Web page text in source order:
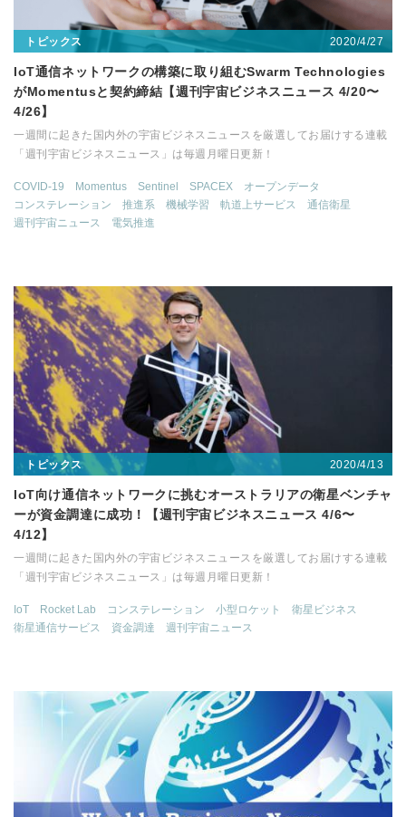
トピックス 2020/4/27
IoT通信ネットワークの構築に取り組むSwarm Technologies
がMomentusと契約締結【週刊宇宙ビジネスニュース 4/20〜
4/26】
一週間に起きた国内外の宇宙ビジネスニュースを厳選してお届けする連載
「週刊宇宙ビジネスニュース」は毎週月曜日更新！
COVID-19 Momentus Sentinel SPACEX
オープンデータ
コンステレーション
推進系 機械学習 軌道上サービス
通信衛星
週刊宇宙ニュース
電気推進
トピックス 2020/4/13
IoT向け通信ネットワークに挑むオーストラリアの衛星ベンチャ
ーが資金調達に成功！【週刊宇宙ビジネスニュース 4/6〜
4/12】
一週間に起きた国内外の宇宙ビジネスニュースを厳選してお届けする連載
「週刊宇宙ビジネスニュース」は毎週月曜日更新！
IoT Rocket Lab コンステレーション 小型ロケット
衛星ビジネス
衛星通信サービス
資金調達 週刊宇宙ニュース